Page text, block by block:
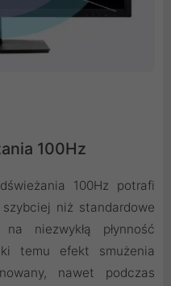
100Hz
100Hz potrafi
niż standardowe
niezwykłą płynność
temu efekt smużenia
nawet podczas